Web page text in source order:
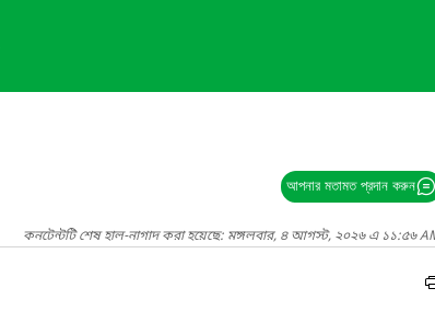
আপনার মতামত প্রদান করুন
কনটেন্টটি শেষ হাল-নাগাদ করা হয়েছে: মঙ্গলবার, ৪ আগস্ট, ২০২৬ এ ১১:৫৬